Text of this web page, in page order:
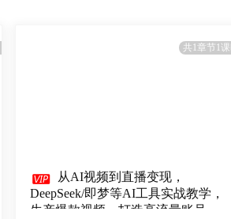
共1章节1

从AI视频到直播变现，
DeepSeek/即梦等AI工具实战教学，
生产爆款视频，打造高流量账号